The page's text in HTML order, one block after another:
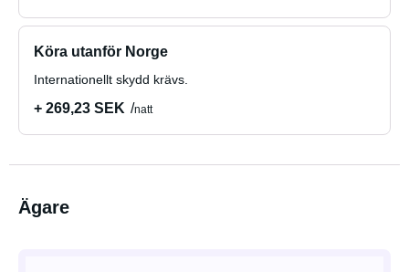
Köra utanför Norge
Internationellt skydd krävs.
+ 269,23 SEK natt
Ägare